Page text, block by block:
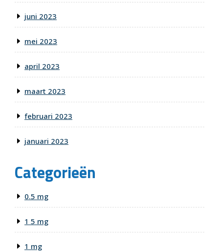
juni 2023
mei 2023
april 2023
maart 2023
februari 2023
januari 2023
Categorieën
0.5 mg
1 5 mg
1 mg